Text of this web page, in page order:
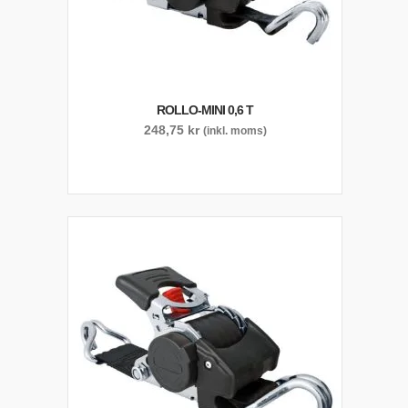
ROLLO-MINI 0,6 T
248,75 kr (inkl. moms)